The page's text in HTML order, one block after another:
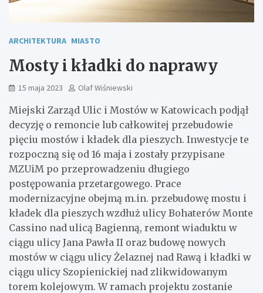
ARCHITEKTURA MIASTO
Mosty i kładki do naprawy
15 maja 2023 Olaf Wiśniewski
Miejski Zarząd Ulic i Mostów w Katowicach podjął
decyzję o remoncie lub całkowitej przebudowie
pięciu mostów i kładek dla pieszych. Inwestycje te
rozpoczną się od 16 maja i zostały przypisane
MZUiM po przeprowadzeniu długiego
postępowania przetargowego. Prace
modernizacyjne obejmą m.in. przebudowę mostu i
kładek dla pieszych wzdłuż ulicy Bohaterów Monte
Cassino nad ulicą Bagienną, remont wiaduktu w
ciągu ulicy Jana Pawła II oraz budowę nowych
mostów w ciągu ulicy Żelaznej nad Rawą i kładki w
ciągu ulicy Szopienickiej nad zlikwidowanym
torem kolejowym. W ramach projektu zostanie